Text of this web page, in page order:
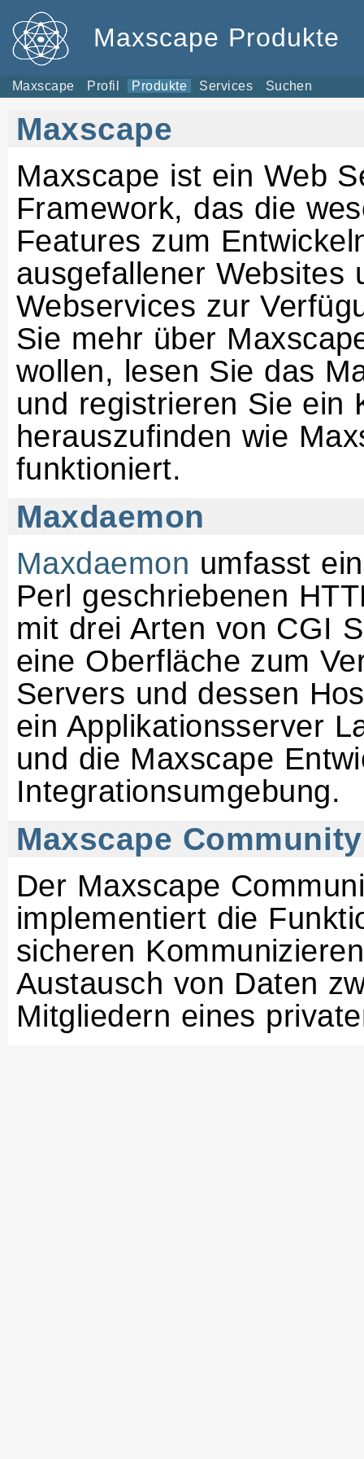
Maxscape Produkte
Maxscape Profil Produkte Services Suchen
Maxscape
Maxscape ist ein Web
Framework, das die
Features zum
ausgefallener Websites
Webservices zur
Sie mehr über
wollen, lesen Sie das
und registrieren Sie ein
herauszufinden wie
funktioniert.
Maxdaemon
Maxdaemon umfasst
Perl geschriebenen
mit drei Arten von CGI
eine Oberfläche zum
Servers und dessen
ein Applikationsserver
und die Maxscape
Integrationsumgebung.
Maxscape
Der Maxscape
implementiert die
sicheren
Austausch von Daten
Mitgliedern eines